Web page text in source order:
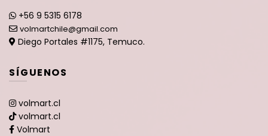
+56 9 5315 6178
volmartchile@gmail.com
Diego Portales #1175, Temuco.
SÍGUENOS
volmart.cl
volmart.cl
Volmart